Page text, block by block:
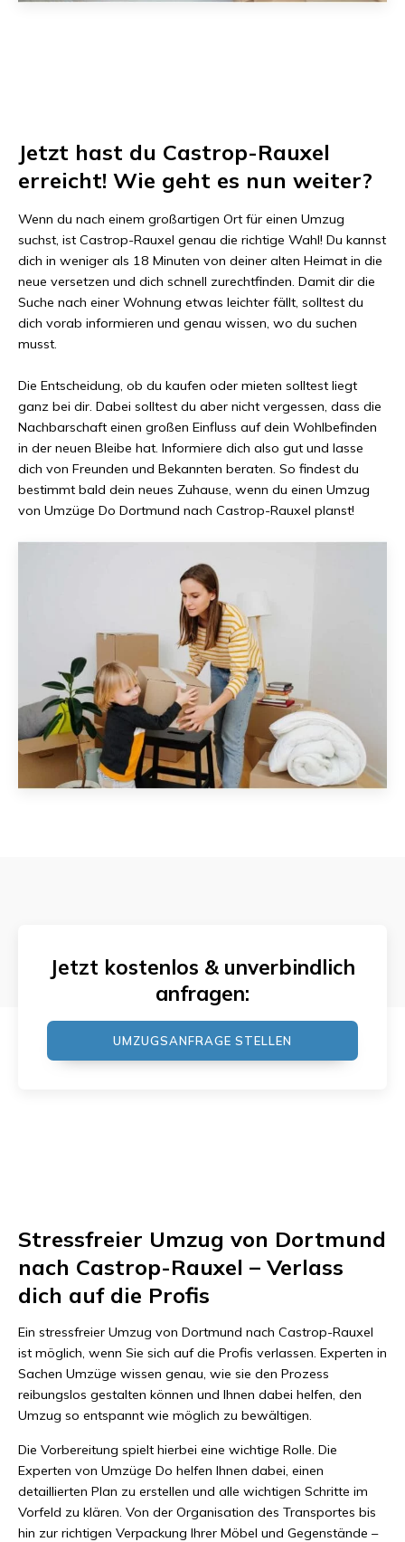
Jetzt hast du Castrop-Rauxel
erreicht! Wie geht es nun weiter?
Wenn du nach einem großartigen Ort für einen Umzug
suchst, ist Castrop-Rauxel genau die richtige Wahl! Du kannst
dich in weniger als 18 Minuten von deiner alten Heimat in die
neue versetzen und dich schnell zurechtfinden. Damit dir die
Suche nach einer Wohnung etwas leichter fällt, solltest du
dich vorab informieren und genau wissen, wo du suchen
musst.
Die Entscheidung, ob du kaufen oder mieten solltest liegt
ganz bei dir. Dabei solltest du aber nicht vergessen, dass die
Nachbarschaft einen großen Einfluss auf dein Wohlbefinden
in der neuen Bleibe hat. Informiere dich also gut und lasse
dich von Freunden und Bekannten beraten. So findest du
bestimmt bald dein neues Zuhause, wenn du einen Umzug
von Umzüge Do Dortmund nach Castrop-Rauxel planst!
Jetzt kostenlos & unverbindlich
anfragen:
UMZUGSANFRAGE STELLEN
Stressfreier Umzug von Dortmund
nach Castrop-Rauxel – Verlass
dich auf die Profis
Ein stressfreier Umzug von Dortmund nach Castrop-Rauxel
ist möglich, wenn Sie sich auf die Profis verlassen. Experten in
Sachen Umzüge wissen genau, wie sie den Prozess
reibungslos gestalten können und Ihnen dabei helfen, den
Umzug so entspannt wie möglich zu bewältigen.
Die Vorbereitung spielt hierbei eine wichtige Rolle. Die
Experten von Umzüge Do helfen Ihnen dabei, einen
detaillierten Plan zu erstellen und alle wichtigen Schritte im
Vorfeld zu klären. Von der Organisation des Transportes bis
hin zur richtigen Verpackung Ihrer Möbel und Gegenstände –